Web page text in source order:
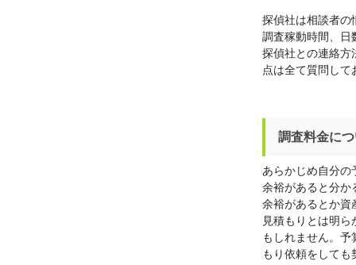
探偵社は相談者の
調査稼動時間、日
探偵社との連絡方
点は全て質問して
調査料金に
あらかじめ自分の
余裕があると分か
余裕があるとか資
見積もりとは明
もしれません。
もり依頼をして